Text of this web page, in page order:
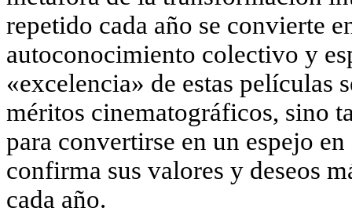
repetido cada año se convierte
autoconocimiento colectivo y
«excelencia» de estas películas
méritos cinematográficos, sino
para convertirse en un espejo
confirma sus valores y deseos
cada año.